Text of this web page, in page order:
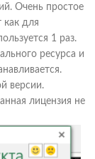
Очень простое
как для
1 раз.
ресурса и
версии.
лицензия не